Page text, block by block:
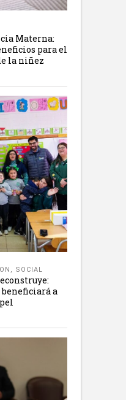
Materna:
para el
la niñez
, SOCIAL
beneficiará a